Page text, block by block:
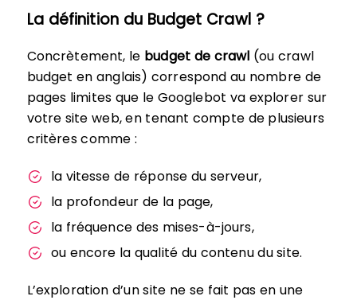
La définition du Budget Crawl ?
Concrètement, le budget de crawl (ou crawl
budget en anglais) correspond au nombre de
pages limites que le Googlebot va explorer sur
votre site web, en tenant compte de plusieurs
critères comme :
la vitesse de réponse du serveur,
la profondeur de la page,
la fréquence des mises-à-jours,
ou encore la qualité du contenu du site.
L’exploration d’un site ne se fait pas en une